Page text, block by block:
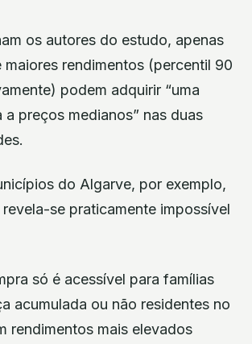
os autores do estudo, apenas
maiores rendimentos (percentil 90
podem adquirir “uma
a preços medianos” nas duas
do Algarve, por exemplo,
se praticamente impossível
só é acessível para famílias
acumulada ou não residentes no
rendimentos mais elevados